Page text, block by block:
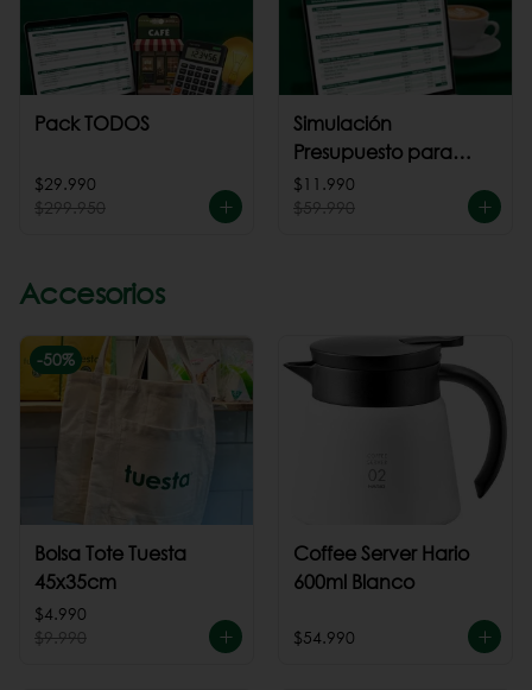
Pack TODOS
$29.990
$299.950
Simulación
Presupuesto para
cafeteria
$11.990
$59.990
Accesorios
-50%
Bolsa Tote Tuesta
45x35cm
$4.990
$9.990
Coffee Server Hario
600ml Blanco
$54.990